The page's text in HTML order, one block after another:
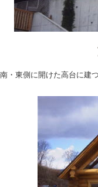
南・東側に開けた高台に建